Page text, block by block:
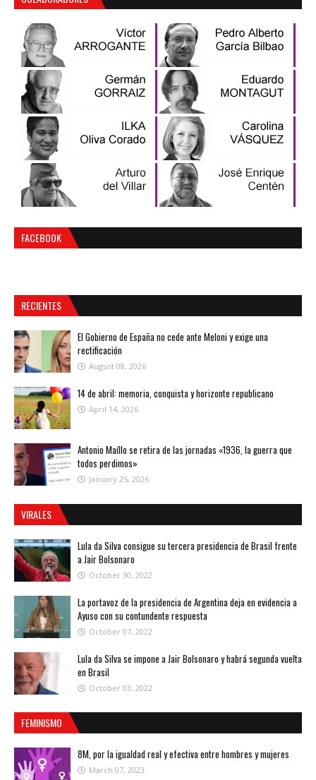
FACEBOOK
RECIENTES
El Gobierno de España no cede ante Meloni y exige una
rectificación
August 08, 2026
14 de abril: memoria, conquista y horizonte republicano
April 14, 2026
Antonio Maíllo se retira de las jornadas «1936, la guerra que
todos perdimos»
January 25, 2026
VIRALES
Lula da Silva consigue su tercera presidencia de Brasil frente
a Jair Bolsonaro
October 30, 2022
La portavoz de la presidencia de Argentina deja en evidencia a
Ayuso con su contundente respuesta
October 07, 2022
Lula da Silva se impone a Jair Bolsonaro y habrá segunda vuelta
en Brasil
October 03, 2022
FEMINISMO
8M, por la igualdad real y efectiva entre hombres y mujeres
March 07, 2023